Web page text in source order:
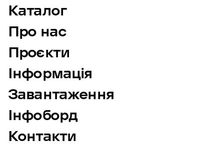
Каталог
Про нас
Проєкти
Інформація
Завантаження
Інфоборд
Контакти